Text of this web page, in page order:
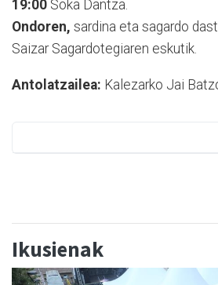
19:00 Soka Dantza.
Ondoren, sardina eta sagardo
Saizar Sagardotegiaren eskutik.
Antolatzailea: Kalezarko Jai
Ikusienak